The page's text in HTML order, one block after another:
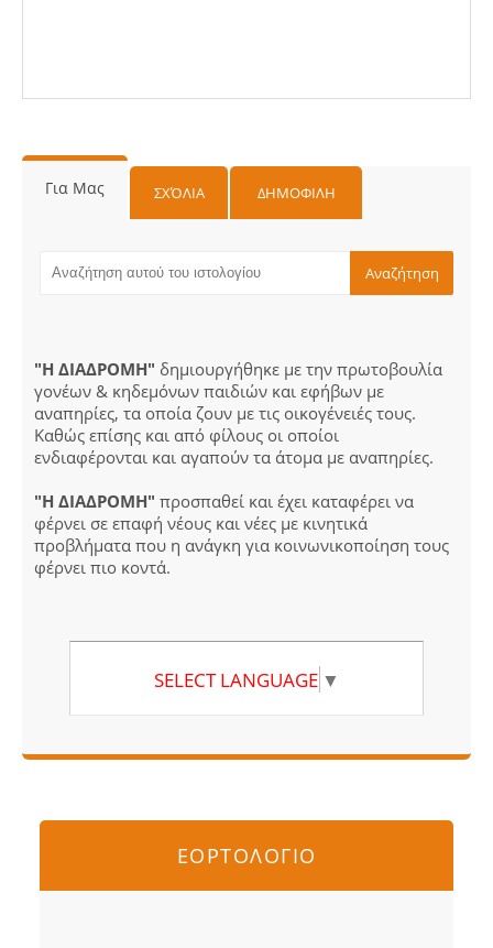
Για Μας ΣΧΌΛΙΑ ΔΗΜΟΦΙΛΗ
"Η ΔΙΑΔΡΟΜΗ" δημιουργήθηκε με την πρωτοβουλία
γονέων & κηδεμόνων παιδιών και εφήβων με
αναπηρίες, τα οποία ζουν με τις οικογένειές τους.
Καθώς επίσης και από φίλους οι οποίοι
ενδιαφέρονται και αγαπούν τα άτομα με αναπηρίες.
"Η ΔΙΑΔΡΟΜΗ" προσπαθεί και έχει καταφέρει να
φέρνει σε επαφή νέους και νέες με κινητικά
προβλήματα που η ανάγκη για κοινωνικοποίηση τους
φέρνει πιο κοντά.
SELECT LANGUAGE ▼
ΕΟΡΤΟΛΟΓΙΟ